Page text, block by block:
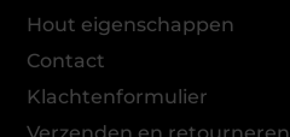
Hout eigenschappen
Contact
Klachtenformulier
Verzenden en retourneren